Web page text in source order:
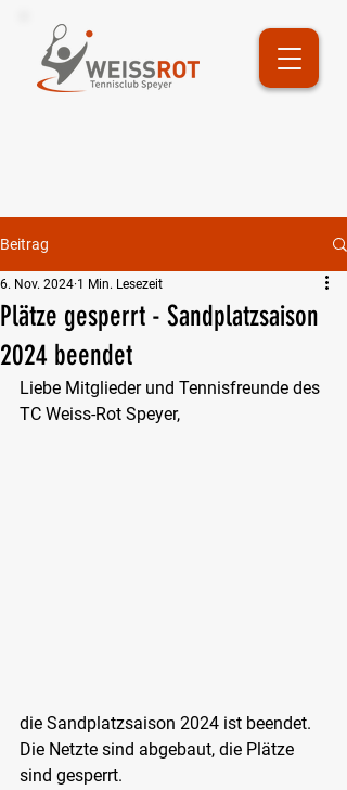
Beitrag
Plätze gesperrt - Sandplatzsaison
2024 beendet
6. Nov. 2024 1 Min. Lesezeit
Liebe Mitglieder und Tennisfreunde des
TC Weiss-Rot Speyer,
die Sandplatzsaison 2024 ist beendet.
Die Netzte sind abgebaut, die Plätze
sind gesperrt.